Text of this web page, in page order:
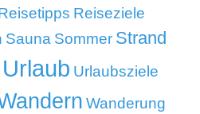
Reiseziele
Sauna Sommer Strand
Urlaub Urlaubsziele
Wanderung